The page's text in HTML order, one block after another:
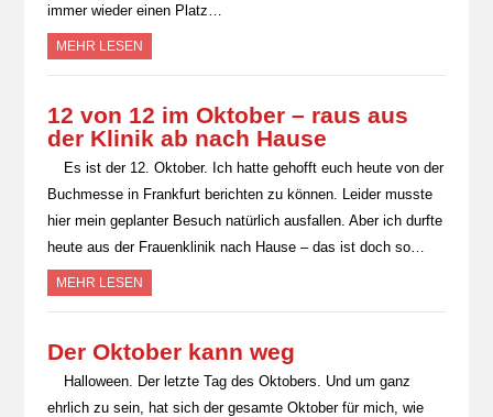
immer wieder einen Platz…
MEHR LESEN
12 von 12 im Oktober – raus aus
der Klinik ab nach Hause
Es ist der 12. Oktober. Ich hatte gehofft euch heute von der
Buchmesse in Frankfurt berichten zu können. Leider musste
hier mein geplanter Besuch natürlich ausfallen. Aber ich durfte
heute aus der Frauenklinik nach Hause – das ist doch so…
MEHR LESEN
Der Oktober kann weg
Halloween. Der letzte Tag des Oktobers. Und um ganz
ehrlich zu sein, hat sich der gesamte Oktober für mich, wie